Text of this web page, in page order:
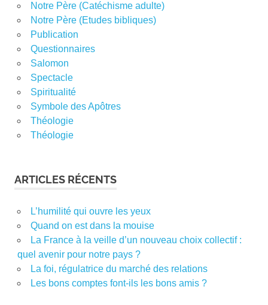
Notre Père (Catéchisme adulte)
Notre Père (Etudes bibliques)
Publication
Questionnaires
Salomon
Spectacle
Spiritualité
Symbole des Apôtres
Théologie
Théologie
ARTICLES RÉCENTS
L’humilité qui ouvre les yeux
Quand on est dans la mouise
La France à la veille d’un nouveau choix collectif :
quel avenir pour notre pays ?
La foi, régulatrice du marché des relations
Les bons comptes font-ils les bons amis ?